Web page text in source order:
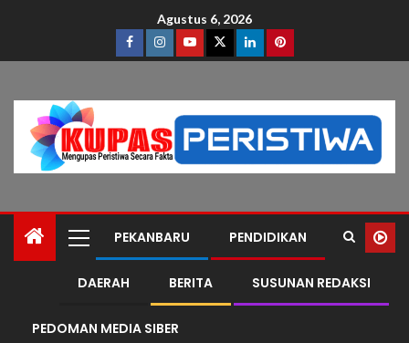
Agustus 6, 2026
PEKANBARU PENDIDIKAN
DAERAH BERITA SUSUNAN REDAKSI
PEDOMAN MEDIA SIBER